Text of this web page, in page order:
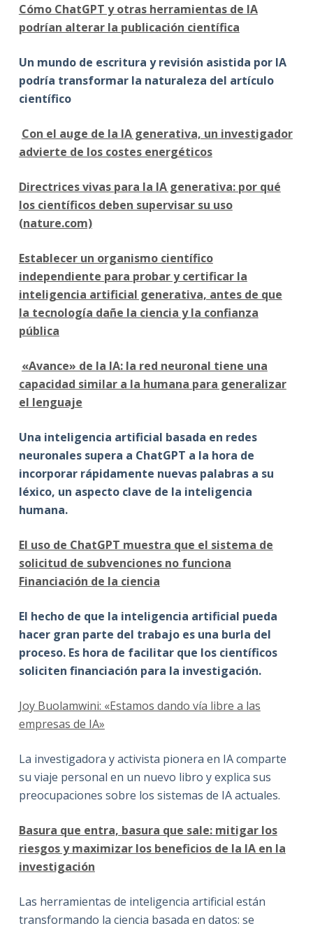
Cómo ChatGPT y otras herramientas de IA
podrían alterar la publicación científica
Un mundo de escritura y revisión asistida por IA
podría transformar la naturaleza del artículo
científico
Con el auge de la IA generativa, un investigador
advierte de los costes energéticos
Directrices vivas para la IA generativa: por qué
los científicos deben supervisar su uso
(nature.com)
Establecer un organismo científico
independiente para probar y certificar la
inteligencia artificial generativa, antes de que
la tecnología dañe la ciencia y la confianza
pública
«Avance» de la IA: la red neuronal tiene una
capacidad similar a la humana para generalizar
el lenguaje
Una inteligencia artificial basada en redes
neuronales supera a ChatGPT a la hora de
incorporar rápidamente nuevas palabras a su
léxico, un aspecto clave de la inteligencia
humana.
El uso de ChatGPT muestra que el sistema de
solicitud de subvenciones no funciona
Financiación de la ciencia
El hecho de que la inteligencia artificial pueda
hacer gran parte del trabajo es una burla del
proceso. Es hora de facilitar que los científicos
soliciten financiación para la investigación.
Joy Buolamwini: «Estamos dando vía libre a las
empresas de IA»
La investigadora y activista pionera en IA comparte
su viaje personal en un nuevo libro y explica sus
preocupaciones sobre los sistemas de IA actuales.
Basura que entra, basura que sale: mitigar los
riesgos y maximizar los beneficios de la IA en la
investigación
Las herramientas de inteligencia artificial están
transformando la ciencia basada en datos: se